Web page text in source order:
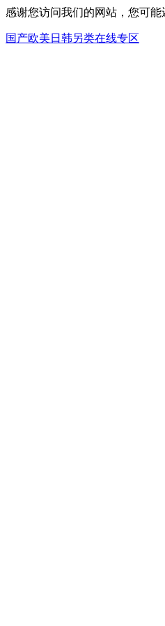
感谢您访问我们的网站，您可能
国产欧美日韩另类在线专区